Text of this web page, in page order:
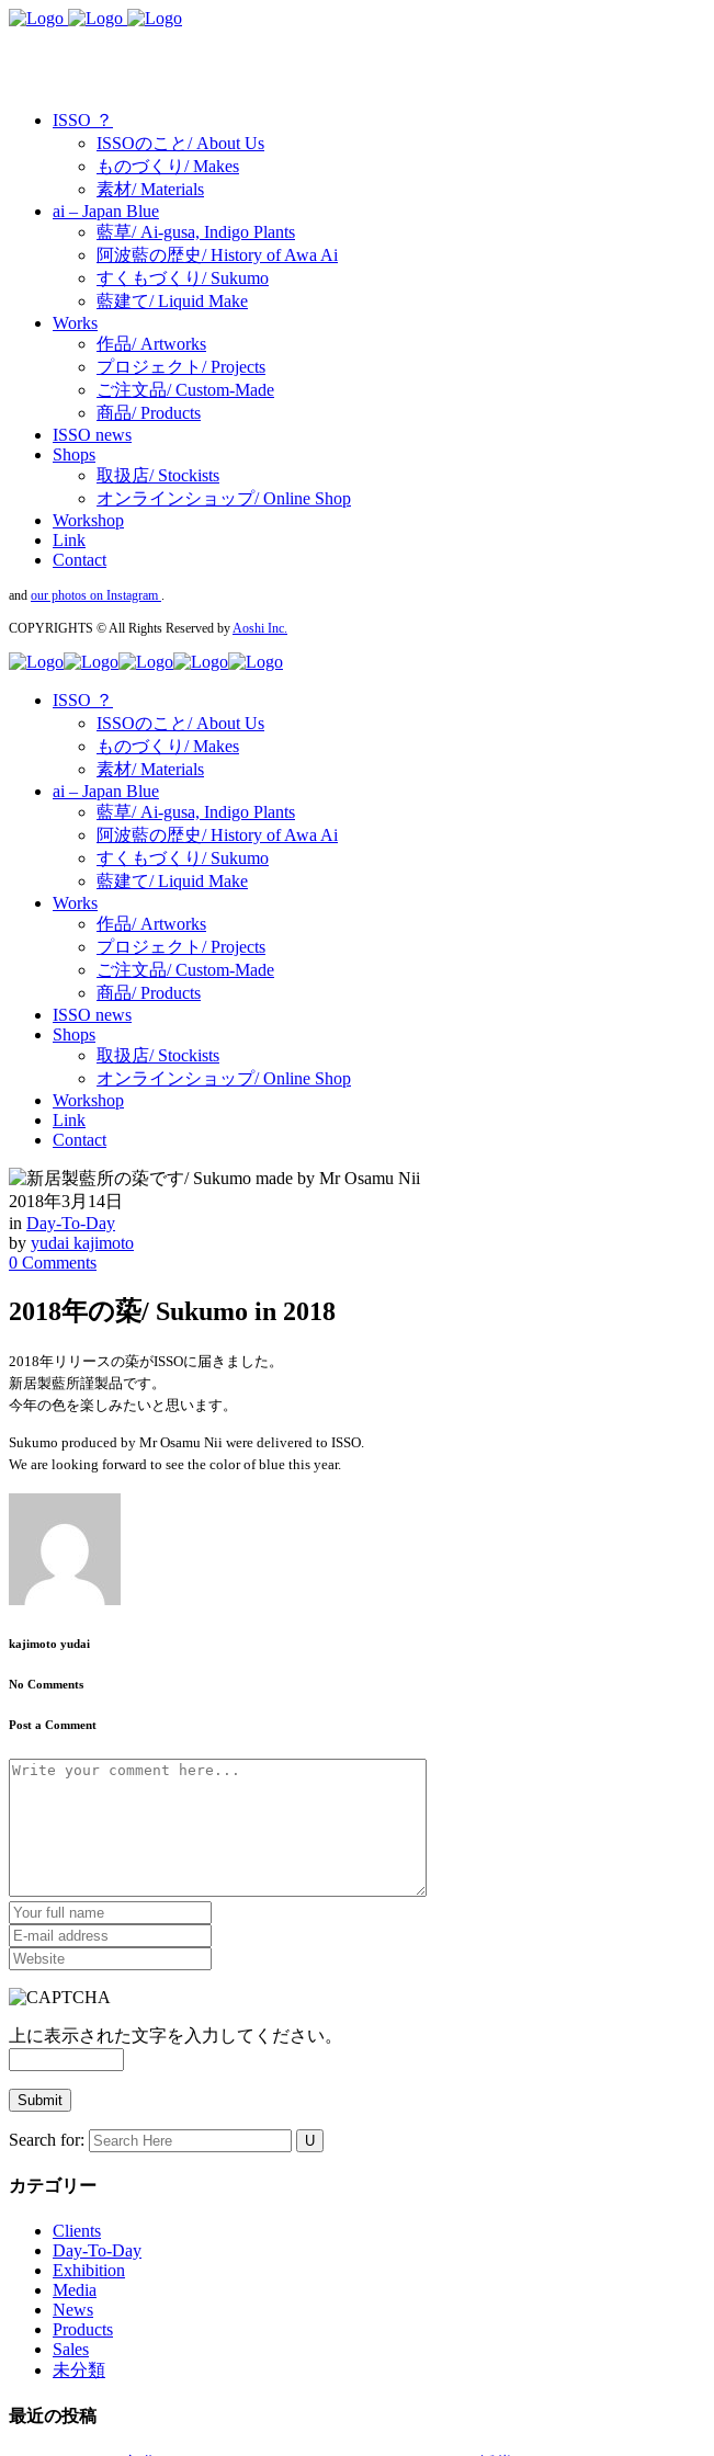
ISSO ？
ISSOのこと/ About Us
ものづくり/ Makes
素材/ Materials
ai – Japan Blue
藍草/ Ai-gusa, Indigo Plants
阿波藍の歴史/ History of Awa Ai
すくもづくり/ Sukumo
藍建て/ Liquid Make
Works
作品/ Artworks
プロジェクト/ Projects
ご注文品/ Custom-Made
商品/ Products
ISSO news
Shops
取扱店/ Stockists
オンラインショップ/ Online Shop
Workshop
Link
Contact
and our photos on Instagram
COPYRIGHTS © All Rights Reserved by Aoshi Inc.
ISSO ？
ISSOのこと/ About Us
ものづくり/ Makes
素材/ Materials
ai – Japan Blue
藍草/ Ai-gusa, Indigo Plants
阿波藍の歴史/ History of Awa Ai
すくもづくり/ Sukumo
藍建て/ Liquid Make
Works
作品/ Artworks
プロジェクト/ Projects
ご注文品/ Custom-Made
商品/ Products
ISSO news
Shops
取扱店/ Stockists
オンラインショップ/ Online Shop
Workshop
Link
Contact
2018年3月14日
in Day-To-Day
by yudai kajimoto
0 Comments
2018年の蒅/ Sukumo in 2018
2018年リリースの蒅がISSOに届きました。
新居製藍所謹製品です。
今年の色を楽しみたいと思います。
Sukumo produced by Mr Osamu Nii were delivered to ISSO.
We are looking forward to see the color of blue this year.
kajimoto yudai
No Comments
Post a Comment
上に表示された文字を入力してください。
Search for:
カテゴリー
Clients
Day-To-Day
Exhibition
Media
News
Products
Sales
未分類
最近の投稿